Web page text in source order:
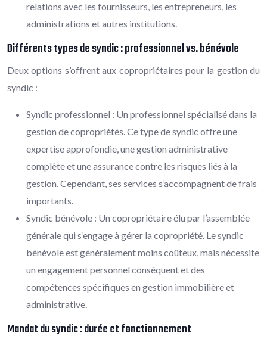
relations avec les fournisseurs, les entrepreneurs, les
administrations et autres institutions.
Différents types de syndic : professionnel vs. bénévole
Deux options s’offrent aux copropriétaires pour la gestion du
syndic :
Syndic professionnel : Un professionnel spécialisé dans la
gestion de copropriétés. Ce type de syndic offre une
expertise approfondie, une gestion administrative
complète et une assurance contre les risques liés à la
gestion. Cependant, ses services s’accompagnent de frais
importants.
Syndic bénévole : Un copropriétaire élu par l’assemblée
générale qui s’engage à gérer la copropriété. Le syndic
bénévole est généralement moins coûteux, mais nécessite
un engagement personnel conséquent et des
compétences spécifiques en gestion immobilière et
administrative.
Mandat du syndic : durée et fonctionnement